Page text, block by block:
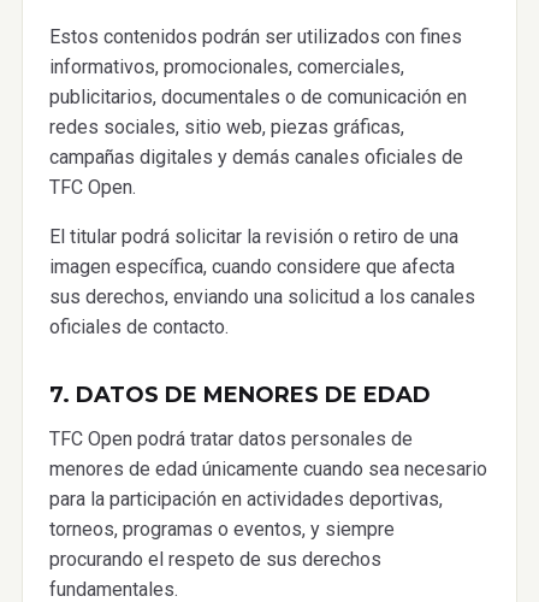
Estos contenidos podrán ser utilizados con fines
informativos, promocionales, comerciales,
publicitarios, documentales o de comunicación en
redes sociales, sitio web, piezas gráficas,
campañas digitales y demás canales oficiales de
TFC Open.
El titular podrá solicitar la revisión o retiro de una
imagen específica, cuando considere que afecta
sus derechos, enviando una solicitud a los canales
oficiales de contacto.
7. DATOS DE MENORES DE EDAD
TFC Open podrá tratar datos personales de
menores de edad únicamente cuando sea necesario
para la participación en actividades deportivas,
torneos, programas o eventos, y siempre
procurando el respeto de sus derechos
fundamentales.